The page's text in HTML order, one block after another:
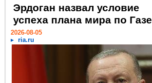
Эрдоган назвал условие
успеха плана мира по Газе
2026-08-05
ria.ru